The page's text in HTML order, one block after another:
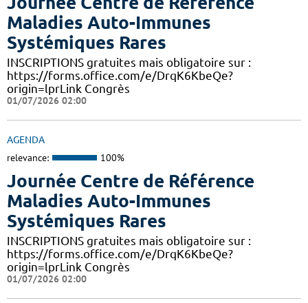
Maladies Auto-Immunes
Systémiques Rares
INSCRIPTIONS gratuites mais obligatoire sur :
https://forms.office.com/e/DrqK6KbeQe?
origin=lprLink Congrès
01/07/2026 02:00
AGENDA
relevance: 100%
Journée Centre de Référence
Maladies Auto-Immunes
Systémiques Rares
INSCRIPTIONS gratuites mais obligatoire sur :
https://forms.office.com/e/DrqK6KbeQe?
origin=lprLink Congrès
01/07/2026 02:00